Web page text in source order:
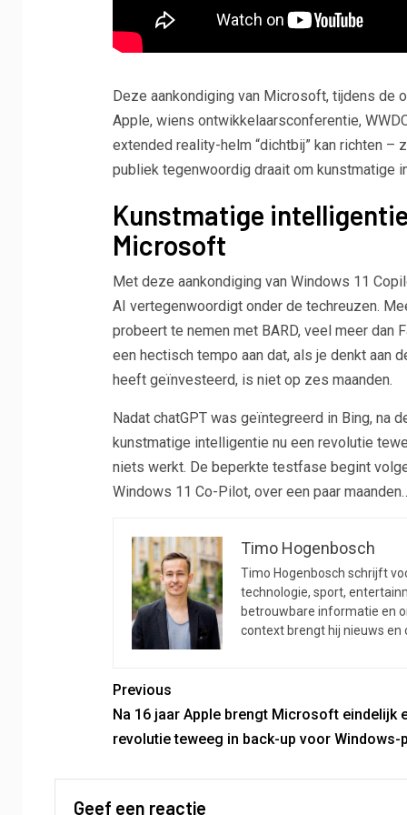
Deze aankondiging van Microsoft, tijdens de
Apple, wiens ontwikkelaarsconferentie,
extended reality-helm “dichtbij” kan richten
publiek tegenwoordig draait om kunstmatige
Kunstmatige
Microsoft
Met deze aankondiging van Windows 11
AI vertegenwoordigt onder de techreuzen.
probeert te nemen met BARD, veel meer dan
een hectisch tempo aan dat, als je denkt aan
heeft geïnvesteerd, is niet op zes maanden.
Nadat chatGPT was geïntegreerd in Bing, na
kunstmatige intelligentie nu een revolutie
niets werkt. De beperkte testfase begint
Windows 11 Co-Pilot, over een paar
Timo Hogenbosch
Timo Hogenbosch schrijft
technologie, sport,
betrouwbare informatie en
context brengt hij nieuws en
Previous
Na 16 jaar Apple brengt Microsoft eindelijk
revolutie teweeg in back-up voor Windows-
Geef een reactie